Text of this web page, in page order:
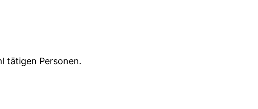
tätigen Personen.